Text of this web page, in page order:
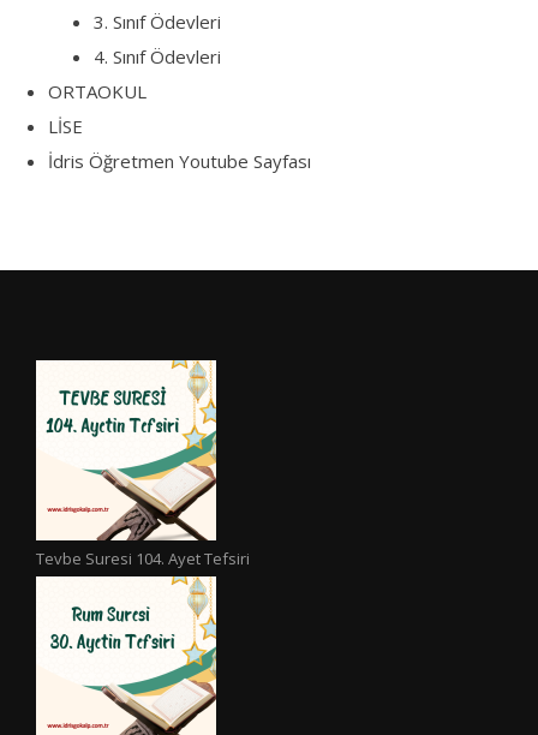
3. Sınıf Ödevleri
4. Sınıf Ödevleri
ORTAOKUL
LİSE
İdris Öğretmen Youtube Sayfası
Tevbe Suresi 104. Ayet Tefsiri